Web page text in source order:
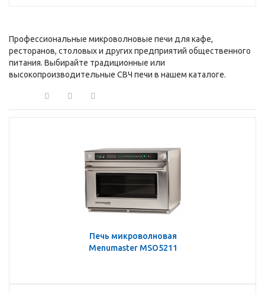
Профессиональные микроволновые печи для кафе,
ресторанов, столовых и других предприятий общественного
питания. Выбирайте традиционные или
высокопроизводительные СВЧ печи в нашем каталоге.
Печь микроволновая
Menumaster MSO5211